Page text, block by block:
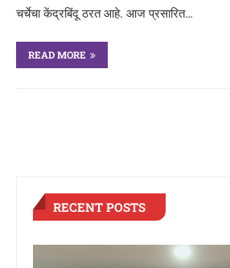
चर्चेचा केंद्रबिंदू ठरत आहे. आज प्रसारित…
READ MORE
RECENT POSTS